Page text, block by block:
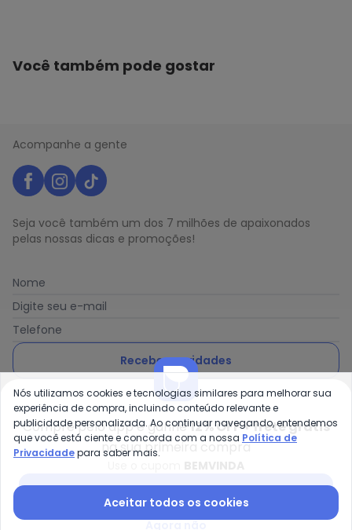
Você também pode gostar
Acompanhe a gente
Seja você também um dos 7 milhões de apaixonados
pelas nossas dicas e promoções!
Nome
Digite seu e-mail
Telefone
Receber novidades
Ao enviar o cadastro, você concorda com a nossa Política
de Privacidade
Posthaus é uma marca da Posthaus Ltda / CNPJ:
80.462.138/0001-41
Endereço: Rua Werner Duwe, 202 Bairro Badenfurt -
Compre pelo app e ganhe12% OFF + frete grátis
na sua primeira compra
Nós utilizamos cookies e tecnologias similares para melhorar sua
experiência de compra, incluindo conteúdo relevante e
publicidade personalizada. Ao continuar navegando, entendemos
que você está ciente e concorda com a nossa Política de
Privacidadepara saber mais.
Aceitar todos os cookies